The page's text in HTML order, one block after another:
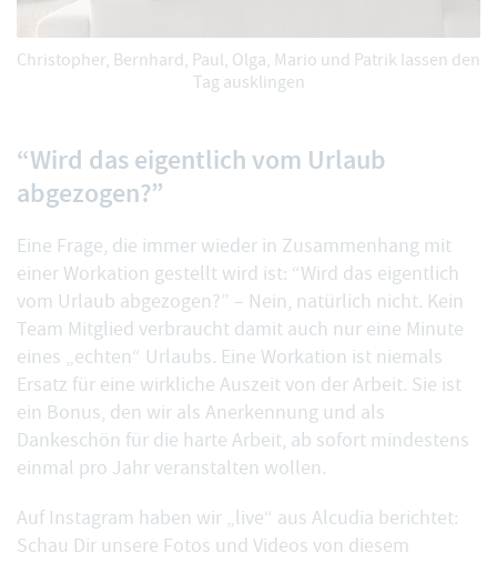
Christopher, Bernhard, Paul, Olga, Mario und Patrik lassen den
Tag ausklingen
“Wird das eigentlich vom Urlaub
abgezogen?”
Eine Frage, die immer wieder in Zusammenhang mit
einer Workation gestellt wird ist: “Wird das eigentlich
vom Urlaub abgezogen?” – Nein, natürlich nicht. Kein
Team Mitglied verbraucht damit auch nur eine Minute
eines „echten“ Urlaubs. Eine Workation ist niemals
Ersatz für eine wirkliche Auszeit von der Arbeit. Sie ist
ein Bonus, den wir als Anerkennung und als
Dankeschön für die harte Arbeit, ab sofort mindestens
einmal pro Jahr veranstalten wollen.
Auf Instagram haben wir „live“ aus Alcudia berichtet:
Schau Dir unsere Fotos und Videos von diesem